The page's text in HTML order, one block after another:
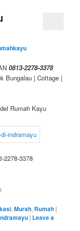
0813-2278-3378
Bungalau | Cottage |
Rumah Kayu
2278-3378
,Murah, Rumah |
| Leave a